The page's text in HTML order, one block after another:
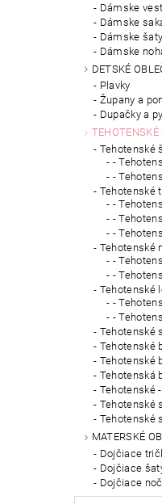
Dámske
Dámske
Dámske šaty
Dámske
DETSKÉ
Plavky
Župany a
Dupačky a
TEHOTENSKÉ
Tehotenské
-
-
Tehotenské
-
-
-
Tehotenské
-
-
Tehotenské
-
-
Tehotenské
Tehotenské
Tehotenské
Tehotenská
Tehotenské
Tehotenské
Tehotenské
MATERSKÉ
Dojčiace
Dojčiace
Dojčiace